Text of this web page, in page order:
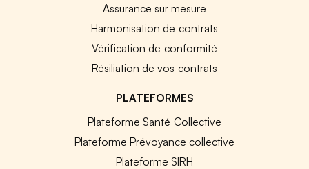
Assurance sur mesure
Harmonisation de contrats
Vérification de conformité
Résiliation de vos contrats
PLATEFORMES
Plateforme Santé Collective
Plateforme Prévoyance collective
Plateforme SIRH